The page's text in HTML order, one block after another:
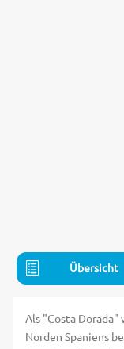
Übersicht
Als "Costa Dorada"
Norden Spaniens